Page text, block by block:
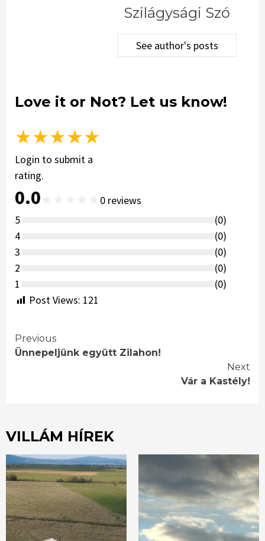
Szilágysági Szó
See author's posts
Love it or Not? Let us know!
★★★★★
Login to submit a
rating.
0.0 0 reviews
5
(0)
4
(0)
3
(0)
2
(0)
1
(0)
Post Views: 121
Continue
Previous
Ünnepeljünk együtt Zilahon!
Next
Vár a Kastély!
VILLÁM HÍREK